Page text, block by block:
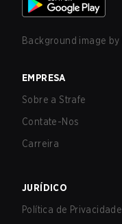
Background image by
EMPRESA
Sobre a Strafe
Contate-Nos
Carreira
JURÍDICO
Política de Privacidade